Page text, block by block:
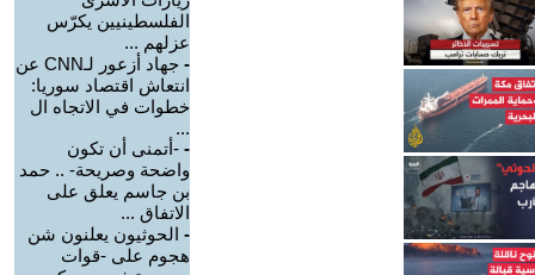
الفلسطينيين يكرّس
عزلهم ...
-
جهاد أزعور لـCNN عن
انتعاش اقتصاد سوريا:
خطوات في الاتجاه ال
...
- -أتمنى أن تكون
واضحة وصريحة- .. حمد
بن جاسم يعلق على
الاتفاق ...
- الحوثيون يعلنون شن
هجوم على -قوات